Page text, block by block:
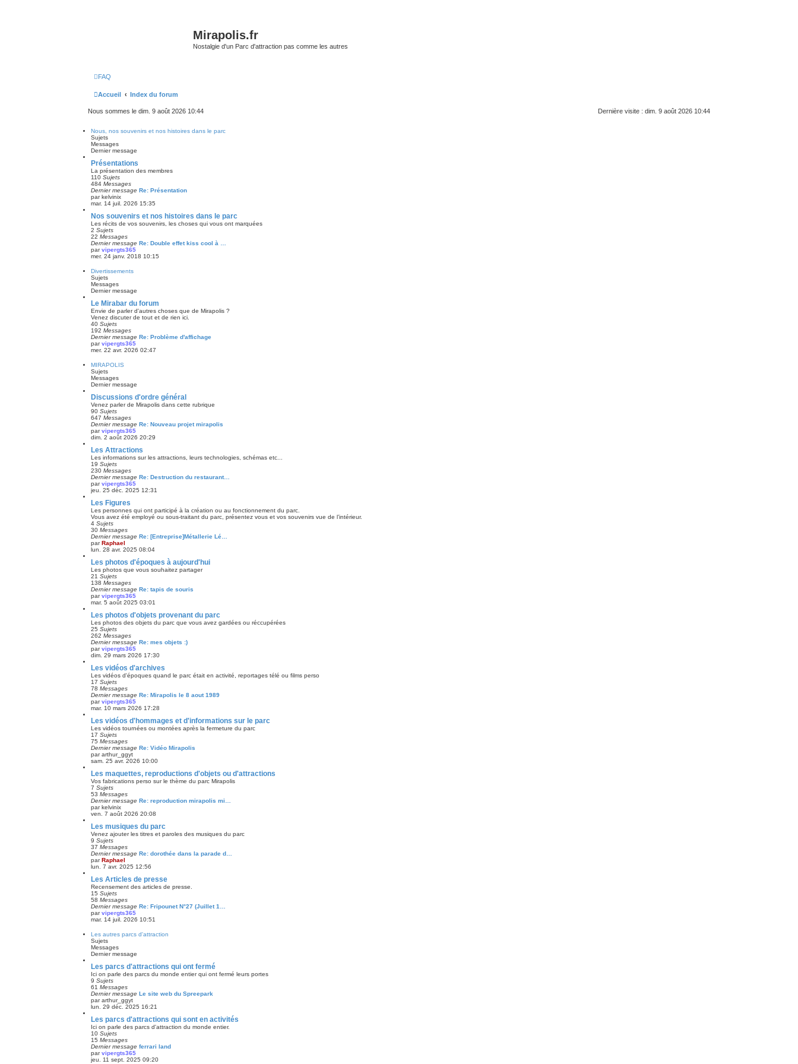
Mirapolis.fr
Nostalgie d'un Parc d'attraction pas comme les autres
FAQ
Accueil Index du forum
Dernière visite : dim. 9 août 2026 10:44
Nous sommes le dim. 9 août 2026 10:44
Nous, nos souvenirs et nos histoires dans le parc
Sujets
Messages
Dernier message
Présentations
La présentation des membres
110 Sujets
484 Messages
Dernier message Re: Présentation
parkelvinix
mar. 14 juil. 2026 15:35
Nos souvenirs et nos histoires dans le parc
Les récits de vos souvenirs, les choses qui vous ont marquées
2 Sujets
22 Messages
Dernier message Re: Double effet kiss cool à …
parvipergts365
mer. 24 janv. 2018 10:15
Divertissements
Sujets
Messages
Dernier message
Le Mirabar du forum
Envie de parler d'autres choses que de Mirapolis ?
Venez discuter de tout et de rien ici.
40 Sujets
192 Messages
Dernier message Re: Problème d'affichage
parvipergts365
mer. 22 avr. 2026 02:47
MIRAPOLIS
Sujets
Messages
Dernier message
Discussions d'ordre général
Venez parler de Mirapolis dans cette rubrique
90 Sujets
647 Messages
Dernier message Re: Nouveau projet mirapolis
parvipergts365
dim. 2 août 2026 20:29
Les Attractions
Les informations sur les attractions, leurs technologies, schémas etc...
19 Sujets
230 Messages
Dernier message Re: Destruction du restaurant…
parvipergts365
jeu. 25 déc. 2025 12:31
Les Figures
Les personnes qui ont participé à la création ou au fonctionnement du parc.
Vous avez été employé ou sous-traitant du parc, présentez vous et vos souvenirs vue de l’intérieur.
4 Sujets
30 Messages
Dernier message Re: [Entreprise]Métallerie Lé…
parRaphael
lun. 28 avr. 2025 08:04
Les photos d'époques à aujourd'hui
Les photos que vous souhaitez partager
21 Sujets
138 Messages
Dernier message Re: tapis de souris
parvipergts365
mar. 5 août 2025 03:01
Les photos d'objets provenant du parc
Les photos des objets du parc que vous avez gardées ou réccupérées
25 Sujets
262 Messages
Dernier message Re: mes objets :)
parvipergts365
dim. 29 mars 2026 17:30
Les vidéos d'archives
Les vidéos d'époques quand le parc était en activité, reportages télé ou films perso
17 Sujets
78 Messages
Dernier message Re: Mirapolis le 8 aout 1989
parvipergts365
mar. 10 mars 2026 17:28
Les vidéos d'hommages et d'informations sur le parc
Les vidéos tournées ou montées après la fermeture du parc
17 Sujets
75 Messages
Dernier message Re: Vidéo Mirapolis
pararthur_ggyt
sam. 25 avr. 2026 10:00
Les maquettes, reproductions d'objets ou d'attractions
Vos fabrications perso sur le thème du parc Mirapolis
7 Sujets
53 Messages
Dernier message Re: reproduction mirapolis mi…
parkelvinix
ven. 7 août 2026 20:08
Les musiques du parc
Venez ajouter les titres et paroles des musiques du parc
9 Sujets
37 Messages
Dernier message Re: dorothée dans la parade d…
parRaphael
lun. 7 avr. 2025 12:56
Les Articles de presse
Recensement des articles de presse.
15 Sujets
58 Messages
Dernier message Re: Fripounet N°27 (Juillet 1…
parvipergts365
mar. 14 juil. 2026 10:51
Les autres parcs d'attraction
Sujets
Messages
Dernier message
Les parcs d'attractions qui ont fermé
Ici on parle des parcs du monde entier qui ont fermé leurs portes
9 Sujets
61 Messages
Dernier message Le site web du Spreepark
pararthur_ggyt
lun. 29 déc. 2025 16:21
Les parcs d'attractions qui sont en activités
Ici on parle des parcs d'attraction du monde entier.
10 Sujets
15 Messages
Dernier message ferrari land
parvipergts365
jeu. 11 sept. 2025 09:20